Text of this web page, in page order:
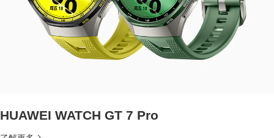
HUAWEI WATCH GT 7 Pro